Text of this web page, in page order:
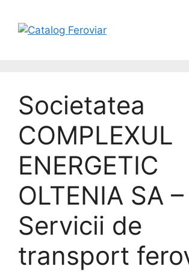
Societatea
COMPLEXUL
ENERGETIC
OLTENIA SA –
Servicii de
transport